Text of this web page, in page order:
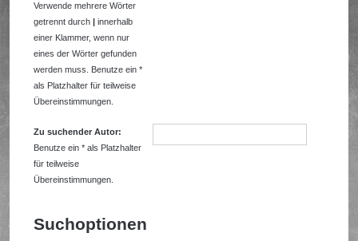
Verwende mehrere Wörter
getrennt durch| innerhalb
einer Klammer, wenn nur
eines der Wörter gefunden
werden muss. Benutze ein *
als Platzhalter für teilweise
Übereinstimmungen.
Zu suchender Autor:
Benutze ein * als Platzhalter
für teilweise
Übereinstimmungen.
Suchoptionen